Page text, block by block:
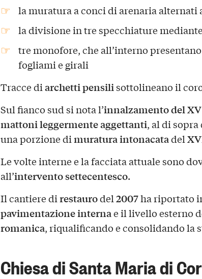
la muratura a conci di arenaria alternati
la divisione in tre specchiature
tre monofore, che all’interno
fogliami e girali
Tracce diarchetti pensilisottolineano il
Sul fianco sud si nota l’innalzamento del
mattoni leggermente aggettanti, al di
una porzione dimuratura intonacatadel
Le volte interne e la facciata attuale sono
all’intervento settecentesco.
Il cantiere direstaurodel2007ha riportato
pavimentazione internae il livello esterno
romanica, riqualificando e consolidando la
Chiesa di Santa Maria di